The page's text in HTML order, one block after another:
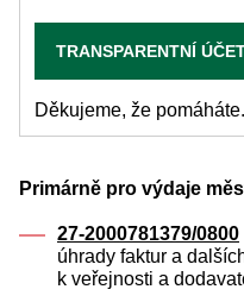
TRANSPARENTNÍ
Děkujeme, že pomáháte.
Primárně pro výdaje
27-2000781379/0800
úhrady faktur a
k veřejnosti a